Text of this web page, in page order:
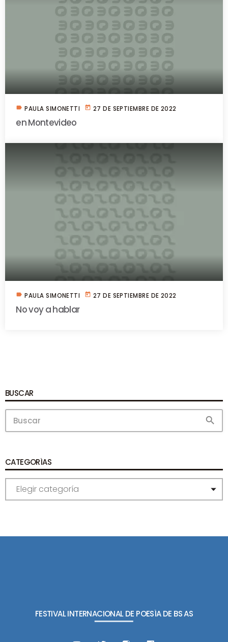
label PAULA SIMONETTI today 27 DE SEPTIEMBRE DE 2022
en Montevideo
label PAULA SIMONETTI today 27 DE SEPTIEMBRE DE 2022
No voy a hablar
BUSCAR
search
CATEGORÍAS
C
T
R
FESTIVAL INTERNACIONAL DE POESÍA DE BS AS